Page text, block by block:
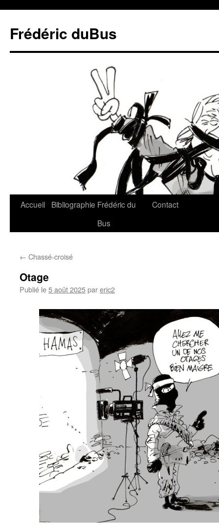
Frédéric duBus
Accueil Bibliographie Frédéric du
Bus
Contact
← Chassé-croisé
Otage
Publié le5 août 2025pareric2